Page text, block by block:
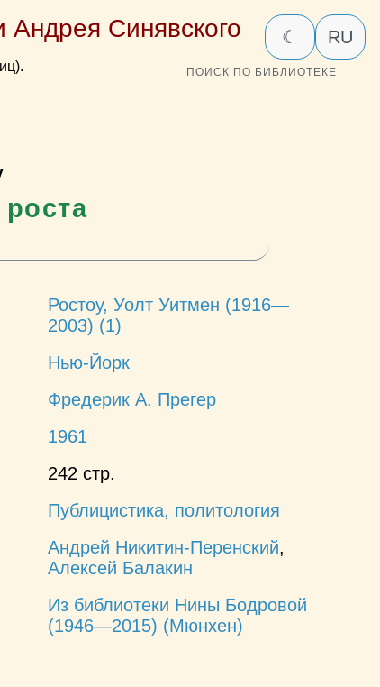
Синявского ☾ RU
ПОИСК ПО БИБЛИОТЕКЕ
Ростоу, Уолт Уитмен (1916—
2003) (1)
Нью-Йорк
Фредерик А. Прегер
1961
242 стр.
Публицистика, политология
Андрей Никитин-Перенский,
Алексей Балакин
Из библиотеки Нины Бодровой
(1946—2015) (Мюнхен)